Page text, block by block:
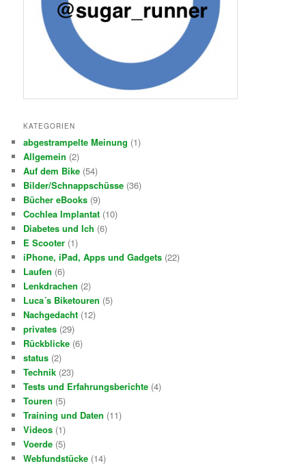
KATEGORIEN
abgestrampelte Meinung (1)
Allgemein (2)
Auf dem Bike (54)
Bilder/Schnappschüsse (36)
Bücher eBooks (9)
Cochlea Implantat (10)
Diabetes und Ich (6)
E Scooter (1)
iPhone, iPad, Apps und Gadgets (22)
Laufen (6)
Lenkdrachen (2)
Luca´s Biketouren (5)
Nachgedacht (12)
privates (29)
Rückblicke (6)
status (2)
Technik (23)
Tests und Erfahrungsberichte (4)
Touren (5)
Training und Daten (11)
Videos (1)
Voerde (5)
Webfundstücke (14)